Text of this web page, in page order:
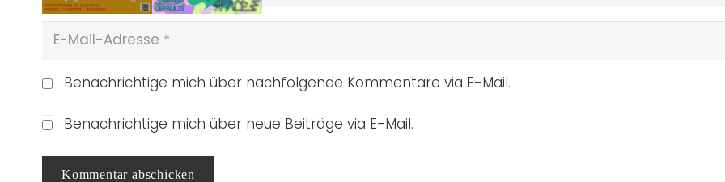
Benachrichtige mich über nachfolgende Kommentare via E-Mail.
Benachrichtige mich über neue Beiträge via E-Mail.
Kommentar abschicken